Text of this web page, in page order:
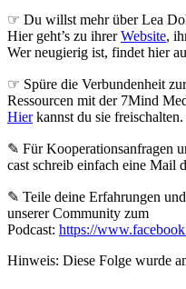
☞ Du willst mehr über Lea
Hier geht’s zu ihrerWebsite,
Wer neugierig ist, findet hier
☞ Spüre die Verbundenheit
Ressourcen mit der 7Mind
Hierkannst du sie freischalten.
✎ Für Koope­ra­ti­ons­an­fra­gen
cast schreib ein­fach eine Mail
✎ Teile deine Erfahrungen
unserer Community zum
Podcast: https://
Hinweis: Diese Folge wurde